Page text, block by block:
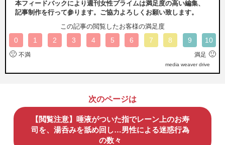
本フィードバックにより週刊女性プライムは満足度の高い編集、
記事制作を行って参ります。ご協力よろしくお願い致します。
この記事の閲覧したお客様の満足度
0 1 2 3 4 5 6 7 8 9 10
🙁 不満 満足 🙂
media weaver drive
次のページは
【閲覧注意】唾液がついた指でレーン上のお寿
司を、湯呑みを舐め回し…男性による迷惑行為
の数々